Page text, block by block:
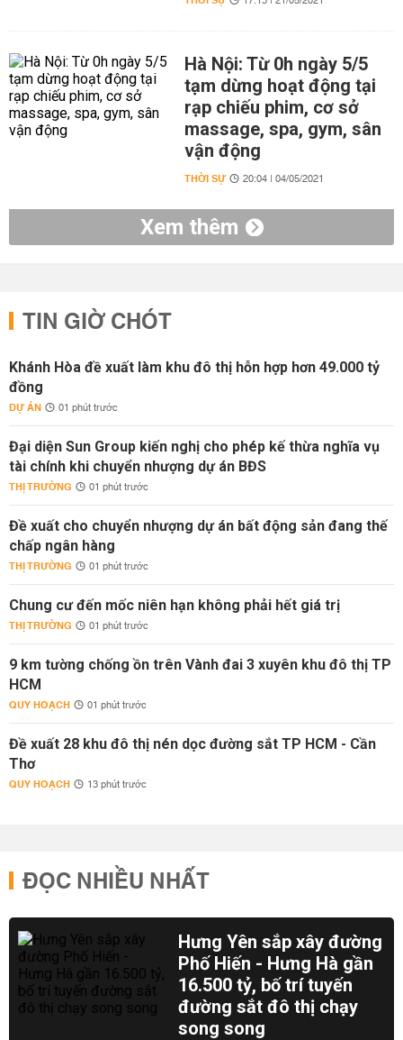
Hà Nội: Từ 0h ngày 5/5
tạm dừng hoạt động tại
rạp chiếu phim, cơ sở
massage, spa, gym, sân
vận động
THỜI SỰ 20:04 | 04/05/2021
Xem thêm
TIN GIỜ CHÓT
Khánh Hòa đề xuất làm khu đô thị hỗn hợp hơn 49.000 tỷ
đồng
DỰ ÁN 01 phút trước
Đại diện Sun Group kiến nghị cho phép kế thừa nghĩa vụ
tài chính khi chuyển nhượng dự án BĐS
THỊ TRƯỜNG 01 phút trước
Đề xuất cho chuyển nhượng dự án bất động sản đang thế
chấp ngân hàng
THỊ TRƯỜNG 01 phút trước
Chung cư đến mốc niên hạn không phải hết giá trị
THỊ TRƯỜNG 01 phút trước
9 km tường chống ồn trên Vành đai 3 xuyên khu đô thị TP
HCM
QUY HOẠCH 01 phút trước
Đề xuất 28 khu đô thị nén dọc đường sắt TP HCM - Cần
Thơ
QUY HOẠCH 13 phút trước
ĐỌC NHIỀU NHẤT
Hưng Yên sắp xây đường
Phố Hiến - Hưng Hà gần
16.500 tỷ, bố trí tuyến
đường sắt đô thị chạy
song song